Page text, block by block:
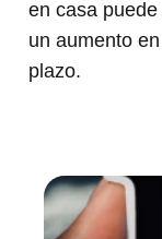
en casa
un aumento
plazo.